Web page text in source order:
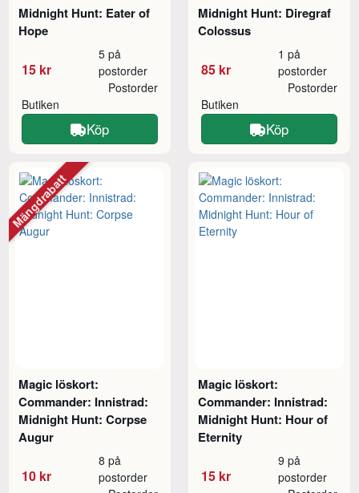
Midnight Hunt: Eater of
Hope
15 kr
5 på
postorder
Butiken
Postorder
Köp
Midnight Hunt: Diregraf
Colossus
85 kr
1 på
postorder
Butiken
Postorder
Köp
Magic löskort:
Commander: Innistrad:
Midnight Hunt: Corpse
Augur
10 kr
8 på
postorder
Mängdrabatt
Magic löskort:
Commander: Innistrad:
Midnight Hunt: Hour of
Eternity
15 kr
9 på
postorder